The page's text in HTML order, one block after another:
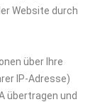
Website durch
über Ihre
IP-Adresse)
übertragen und